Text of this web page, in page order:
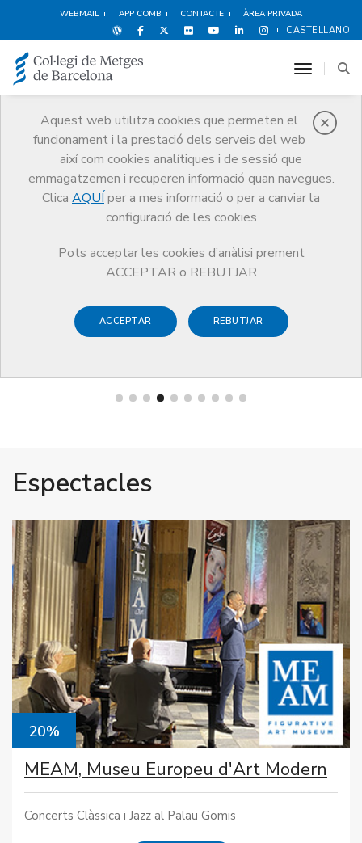
WEBMAIL APP COMB CONTACTE ÀREA PRIVADA
CASTELLANO
Aquest web utilitza cookies que permeten el
funcionament i la prestació dels serveis del web
així com cookies analítiques i de sessió que
emmagatzemen i recuperen informació quan navegues.
Clica AQUÍ per a mes informació o per a canviar la
configuració de les cookies
Pots acceptar les cookies d’anàlisi prement
ACCEPTAR o REBUTJAR
ACCEPTAR REBUTJAR
toggle
Avantatges i
descomptes
Serveis Altres serveis Avantatges i descomptes Espectacles
Espectacles Esports i Benestar Hotels
Espectacles
20%
MEAM, Museu Europeu d'Art Modern
Concerts Clàssica i Jazz al Palau Gomis